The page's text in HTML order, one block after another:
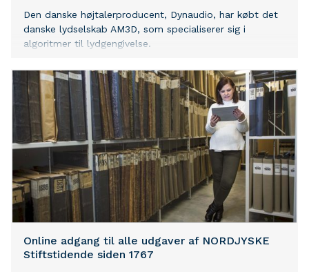
Den danske højtalerproducent, Dynaudio, har købt det
danske lydselskab AM3D, som specialiserer sig i
algoritmer til lydgengivelse.
Online adgang til alle udgaver af NORDJYSKE
Stiftstidende siden 1767